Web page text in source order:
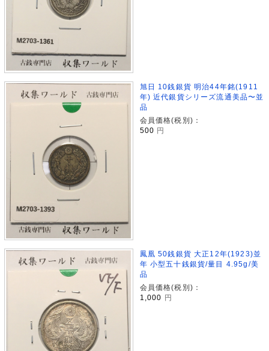
旭日 10銭銀貨 明治44年銘(1911
年) 近代銀貨シリーズ流通美品〜並
品
会員価格(税別)：
500 円
鳳凰 50銭銀貨 大正12年(1923)並
年 小型五十銭銀貨/量目 4.95g/美
品
会員価格(税別)：
1,000 円